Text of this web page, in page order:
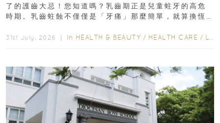
了的護齒大忌！您知道嗎？乳齒期正是兒童蛀牙的高危
時期。乳齒蛀蝕不僅僅是「牙痛」那麼簡單，就算換恆
31st July, 2026 ｜ In HEALTH & BEAUTY / HEALTH CARE / LIFESTYLE